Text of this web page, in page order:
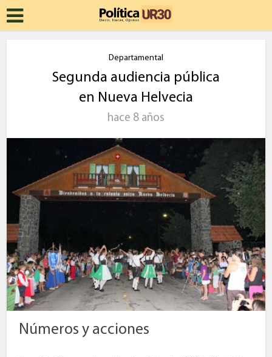
Departamental
Segunda audiencia pública
en Nueva Helvecia
hace 8 años
Números y acciones